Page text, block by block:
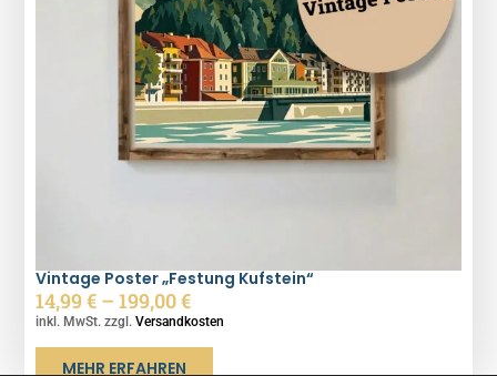
Vintage Poster „Festung Kufstein“
14,99€ –199,00€
inkl. MwSt. zzgl.Versandkosten
MEHR ERFAHREN